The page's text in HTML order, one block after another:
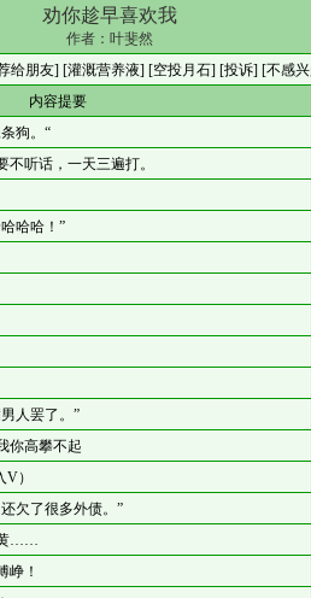
劝你趁早喜欢我
作者： 叶斐然
给朋友] [灌溉营养液] [空投月石] [投诉] [不感
内容提要
狗。“
听话，一天三遍打。
哈哈！”
人罢了。”
你高攀不起
）
欠了很多外债。”
黄……
峥！